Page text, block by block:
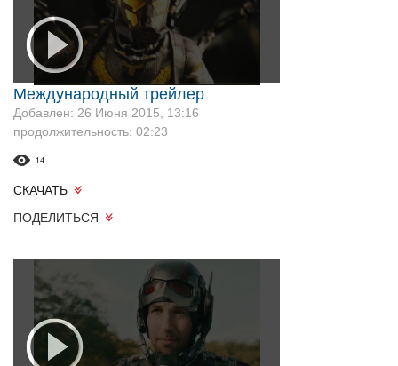
Международный трейлер
Добавлен: 26 Июня 2015, 13:16
продолжительность: 02:23
14
СКАЧАТЬ
ПОДЕЛИТЬСЯ